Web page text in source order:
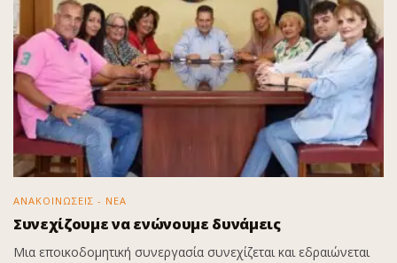
ΑΝΑΚΟΙΝΩΣΕΙΣ - ΝΕΑ
Συνεχίζουμε να ενώνουμε δυνάμεις
Μια εποικοδομητική συνεργασία συνεχίζεται και εδραιώνεται